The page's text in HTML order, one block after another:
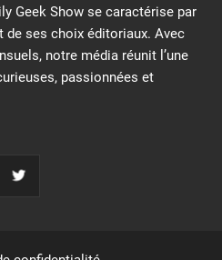
Geek Show se caractérise par
de ses choix éditoriaux. Avec
notre média réunit l’une
passionnées et